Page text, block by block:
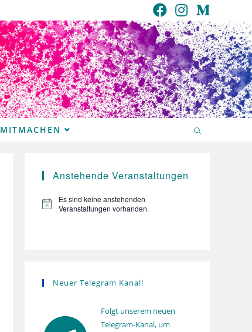
MITMACHEN
Anstehende Veranstaltungen
H
Es sind keine anstehenden
Veranstaltungen vorhanden.
Neuer Telegram Kanal!
Folgt unserem neuen
Telegram-Kanal, um